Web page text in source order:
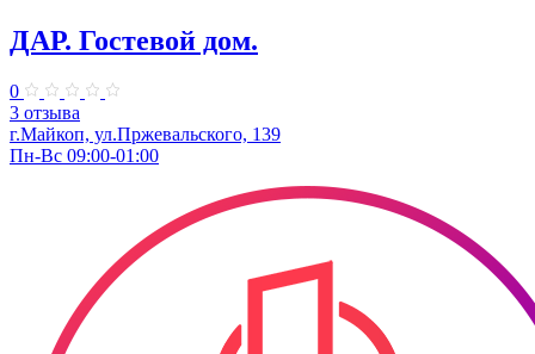
ДАР. Гостевой дом.
0
3 отзыва
г.Майкоп, ул.Пржевальского, 139
Пн-Вс 09:00-01:00